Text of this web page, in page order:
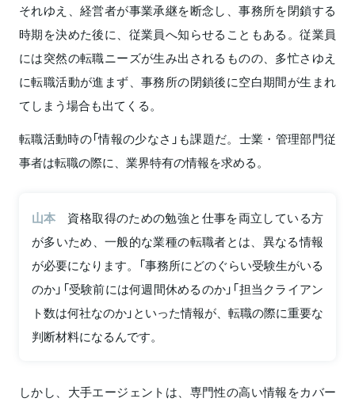
それゆえ、経営者が事業承継を断念し、事務所を閉鎖する
時期を決めた後に、従業員へ知らせることもある。従業員
には突然の転職ニーズが生み出されるものの、多忙さゆえ
に転職活動が進まず、事務所の閉鎖後に空白期間が生まれ
てしまう場合も出てくる。
転職活動時の「情報の少なさ」も課題だ。士業・管理部門従
事者は転職の際に、業界特有の情報を求める。
山本
資格取得のための勉強と仕事を両立している方
が多いため、一般的な業種の転職者とは、異なる情報
が必要になります。「事務所にどのぐらい受験生がいる
のか」「受験前には何週間休めるのか」「担当クライアン
ト数は何社なのか」といった情報が、転職の際に重要な
判断材料になるんです。
しかし、大手エージェントは、専門性の高い情報をカバー